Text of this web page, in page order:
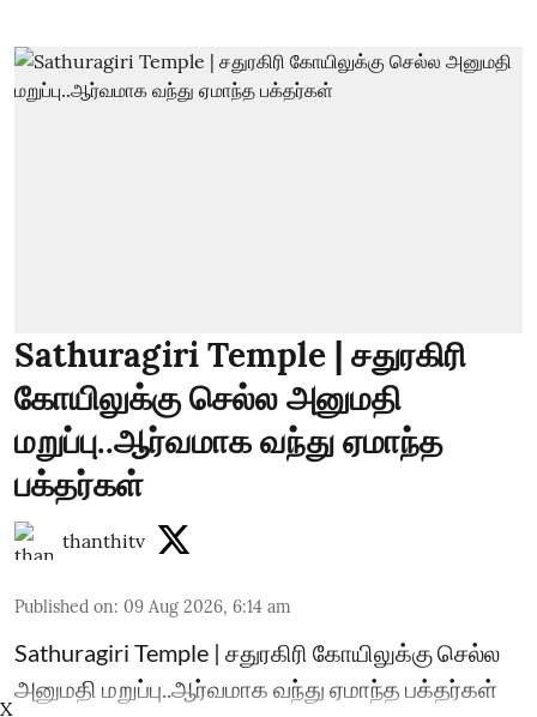
Sathuragiri Temple | சதுரகிரி
கோயிலுக்கு செல்ல அனுமதி
மறுப்பு..ஆர்வமாக வந்து ஏமாந்த
பக்தர்கள்
thanthitv
Published on: 09 Aug 2026, 6:14 am
Sathuragiri Temple | சதுரகிரி கோயிலுக்கு செல்ல
அனுமதி மறுப்பு..ஆர்வமாக வந்து ஏமாந்த பக்தர்கள்
X